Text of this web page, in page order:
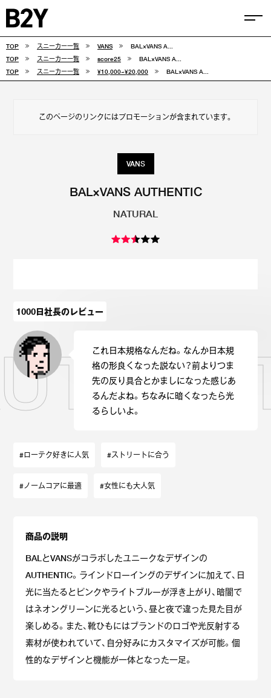
COLUMN
FEATURE
CONVERSE
SEARCH SNEAKER
TOP スニーカー一覧 VANS
BAL×VANS A...
TOP
スニーカー一覧 score25
BAL×VANS A...
TOP
スニーカー一覧 ¥10,000~¥20,000 BAL×VANS A...
このページのリンクにはプロモーションが含まれています。
VANS
BAL×VANS AUTHENTIC
NATURAL
1000日社長のレビュー
これ日本規格なんだね。なんか日本規
格の形良くなった説ない？前よりつま
先の反り具合とかましになった感じあ
るんだよね。ちなみに暗くなったら光
るらしいよ。
#ローテク好きに人気 #ストリートに合う
#ノームコアに最適 #女性にも大人気
商品の説明
BALとVANSがコラボしたユニークなデザインの
AUTHENTIC。ラインドローイングのデザインに加えて、日
光に当たるとピンクやライトブルーが浮き上がり、暗闇で
はネオングリーンに光るという、昼と夜で違った見た目が
楽しめる。また、靴ひもにはブランドのロゴや光反射する
素材が使われていて、自分好みにカスタマイズが可能。個
性的なデザインと機能が一体となった一足。